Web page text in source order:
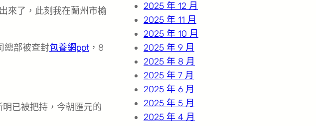
來了，此刻我在蘭州市榆
總部被查封包養網ppt ，8
明已被把持，今朝匯元的
2025 年 12 月
2025 年 11 月
2025 年 10 月
2025 年 9 月
2025 年 8 月
2025 年 7 月
2025 年 6 月
2025 年 5 月
2025 年 4 月